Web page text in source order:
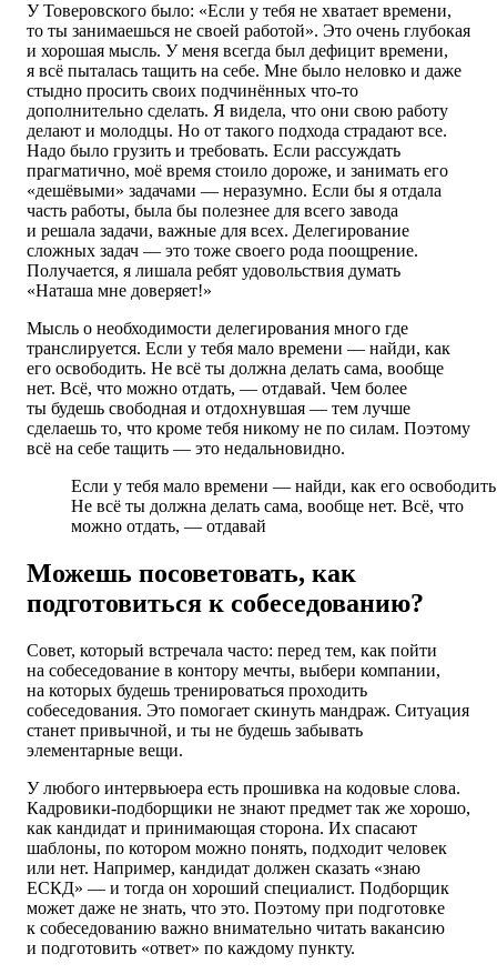
У Товеровского было: «Если у тебя не хватает времени,
то ты занимаешься не своей работой». Это очень глубокая
и хорошая мысль. У меня всегда был дефицит времени,
я всё пыталась тащить на себе. Мне было неловко и даже
стыдно просить своих подчинённых что-то
дополнительно сделать. Я видела, что они свою работу
делают и молодцы. Но от такого подхода страдают все.
Надо было грузить и требовать. Если рассуждать
прагматично, моё время стоило дороже, и занимать его
«дешёвыми» задачами — неразумно. Если бы я отдала
часть работы, была бы полезнее для всего завода
и решала задачи, важные для всех. Делегирование
сложных задач — это тоже своего рода поощрение.
Получается, я лишала ребят удовольствия думать
«Наташа мне доверяет!»
Мысль о необходимости делегирования много где
транслируется. Если у тебя мало времени — найди, как
его освободить. Не всё ты должна делать сама, вообще
нет. Всё, что можно отдать, — отдавай. Чем более
ты будешь свободная и отдохнувшая — тем лучше
сделаешь то, что кроме тебя никому не по силам. Поэтому
всё на себе тащить — это недальновидно.
Если у тебя мало времени — найди, как его
Не всё ты должна делать сама, вообще нет. Всё, что
можно отдать, — отдавай
Можешь посоветовать, как
подготовиться к собеседованию?
Совет, который встречала часто: перед тем, как пойти
на собеседование в контору мечты, выбери компании,
на которых будешь тренироваться проходить
собеседования. Это помогает скинуть мандраж. Ситуация
станет привычной, и ты не будешь забывать
элементарные вещи.
У любого интервьюера есть прошивка на кодовые слова.
Кадровики-подборщики не знают предмет так же хорошо,
как кандидат и принимающая сторона. Их спасают
шаблоны, по котором можно понять, подходит человек
или нет. Например, кандидат должен сказать «знаю
ЕСКД» — и тогда он хороший специалист. Подборщик
может даже не знать, что это. Поэтому при подготовке
к собеседованию важно внимательно читать вакансию
и подготовить «ответ» по каждому пункту.